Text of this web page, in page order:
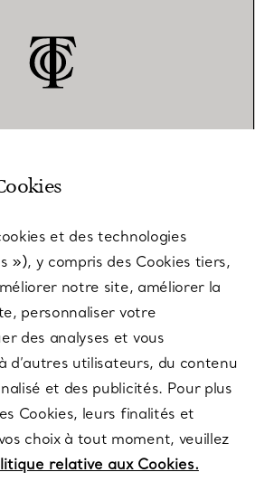
et des technologies
»), y compris des Cookies tiers,
notre site, améliorer la
personnaliser votre
des analyses et vous
d’autres utilisateurs, du contenu
et des publicités. Pour plus
Cookies, leurs finalités et
choix à tout moment, veuillez
relative aux Cookies.